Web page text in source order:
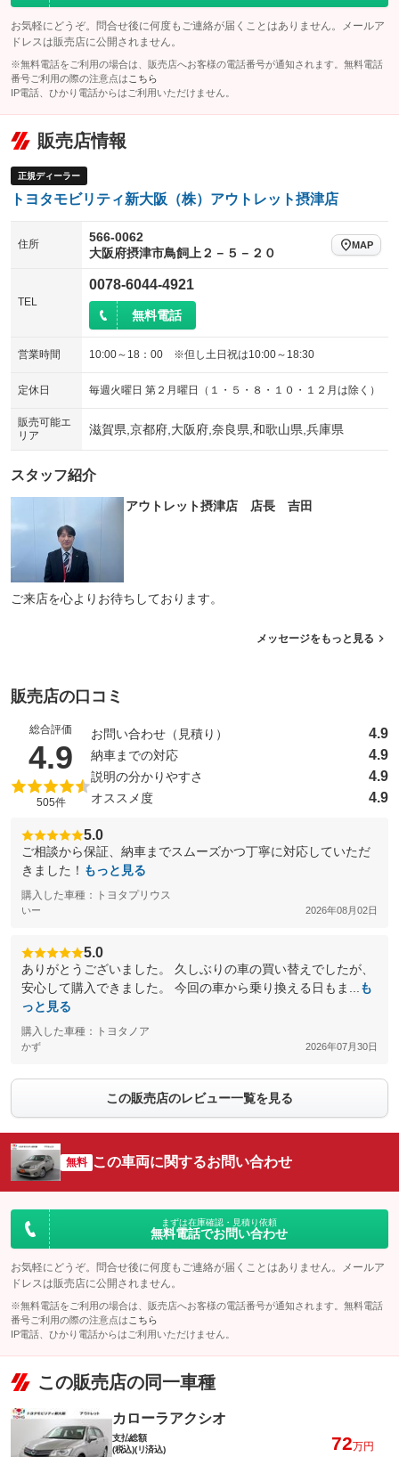
お気軽にどうぞ。問合せ後に何度もご連絡が届くことはありません。メールア
ドレスは販売店に公開されません。
※無料電話をご利用の場合は、販売店へお客様の電話番号が通知されます。無料電話
番号ご利用の際の注意点は こちら
IP電話、ひかり電話からはご利用いただけません。
販売店情報
正規ディーラー
トヨタモビリティ新大阪（株）アウトレット摂津店
住所
566-0062
大阪府摂津市鳥飼上２－５－２０
MAP
TEL
0078-6044-4921
無料電話
営業時間 10:00～18：00 ※但し土日祝は10:00～18:30
定休日 毎週火曜日 第２月曜日（１・５・８・１０・１２月は除く）
販売可能エ
リア
滋賀県,京都府,大阪府,奈良県,和歌山県,兵庫県
スタッフ紹介
アウトレット摂津店 店長 吉田
ご来店を心よりお待ちしております。
メッセージをもっと見る
販売店の口コミ
総合評価
4.9 （5点満点中）
505件
お問い合わせ（見積り） 4.9
納車までの対応 4.9
説明の分かりやすさ 4.9
オススメ度 4.9
5.0
ご相談から保証、納車までスムーズかつ丁寧に対応していただ
きました！ もっと見る
購入した車種：トヨタプリウス
いー 2026年08月02日
5.0
ありがとうございました。 久しぶりの車の買い替えでしたが、
安心して購入できました。 今回の車から乗り換える日もま...
も
っと見る
購入した車種：トヨタノア
かず 2026年07月30日
この販売店のレビュー一覧を見る
無料 この車両に関するお問い合わせ
まずは在庫確認・見積り依頼
無料電話でお問い合わせ
お気軽にどうぞ。問合せ後に何度もご連絡が届くことはありません。メールア
ドレスは販売店に公開されません。
※無料電話をご利用の場合は、販売店へお客様の電話番号が通知されます。無料電話
番号ご利用の際の注意点は こちら
IP電話、ひかり電話からはご利用いただけません。
この販売店の同一車種
カローラアクシオ
支払総額
(税込)(リ済込)
72万円